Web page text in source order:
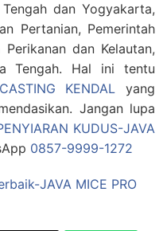
dan Yogyakarta,
Pertanian, Pemerintah
dan Kelautan,
Tengah. Hal ini tentu
KENDAL yang
Jangan lupa
KUDUS-JAVA
0857-9999-1272
JAVA MICE PRO